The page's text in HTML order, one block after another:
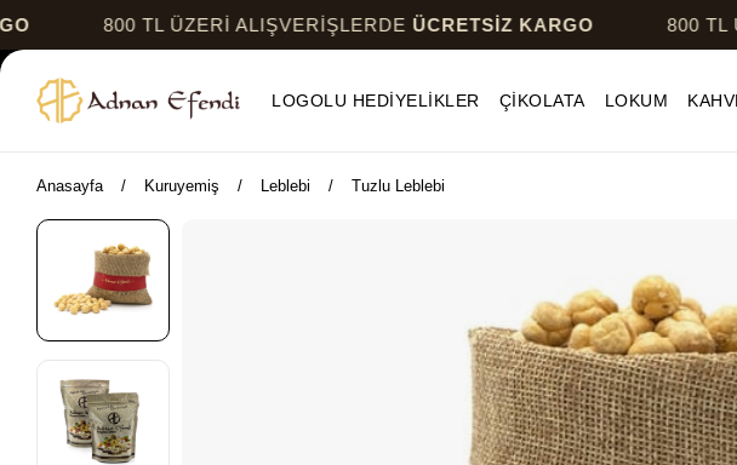
800 TL ÜZERİ ALIŞVERİŞLERDEÜCRETSİZ KARGO 800 TL ÜZERİ
LOGOLU HEDİYELİKLER ÇİKOLATA LOKUM
Anasayfa Kuruyemiş Leblebi Tuzlu Leblebi